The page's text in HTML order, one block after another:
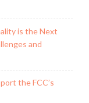
is the Next
and
the FCC’s